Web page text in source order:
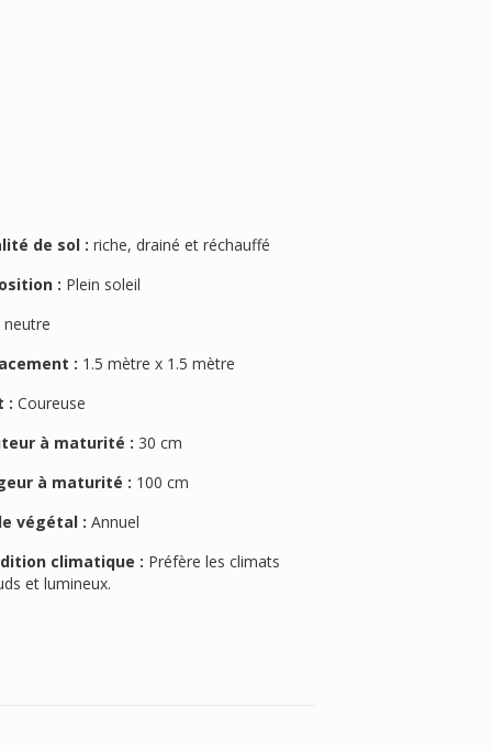
de sol : riche, drainé et réchauffé
: Plein soleil
neutre
: 1.5 mètre x 1.5 mètre
: Coureuse
à maturité : 30 cm
à maturité : 100 cm
végétal : Annuel
climatique :
et lumineux.